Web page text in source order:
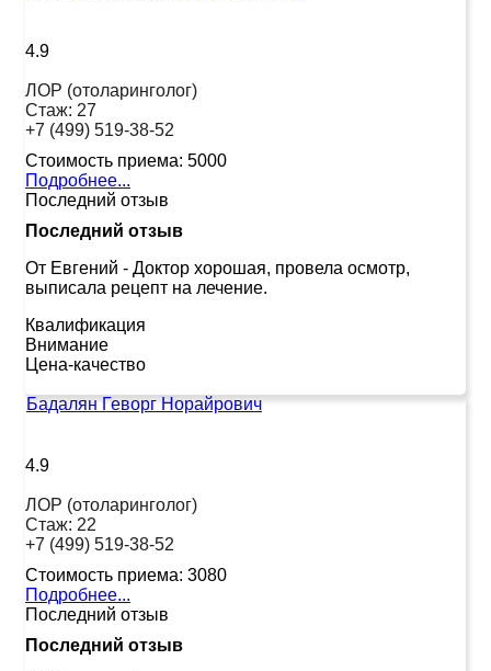
4.9
ЛОР (отоларинголог)
Стаж: 27
+7 (499) 519-38-52
Стоимость приема: 5000
Подробнее...
Последний отзыв
Последний отзыв
От Евгений - Доктор хорошая, провела осмотр,
выписала рецепт на лечение.
Квалификация
Внимание
Цена-качество
Бадалян Геворг Норайрович
4.9
ЛОР (отоларинголог)
Стаж: 22
+7 (499) 519-38-52
Стоимость приема: 3080
Подробнее...
Последний отзыв
Последний отзыв